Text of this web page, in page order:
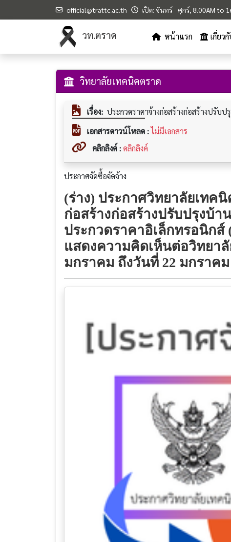
official@trattc.ac.th เปิด: จันทร์ - ศุกร์, 8.00AM to
วท.ตราด หน้าแรก เกี่ยว
วิทยาลัยเทคนิคตราด
เรื่อง: ประกวดราคาจ้างก่อสร้างก่อสร้างปรับ
เอกสารดาวน์โหลด :ไม่มีเอกสาร
คลิกลิงค์ :คลิกลิงค์
ประกาศจัดซื้อจัดจ้าง
(ร่าง) ประกาศวิทยาลัยเทค
ก่อสร้างก่อสร้างปรับปรุงบ้า
ประกวดราคาอิเล็กทรอนิกส์
แสดงความคิดเห็นต่อวิทยา
มกราคม ถึงวันที่ 22 มกราค